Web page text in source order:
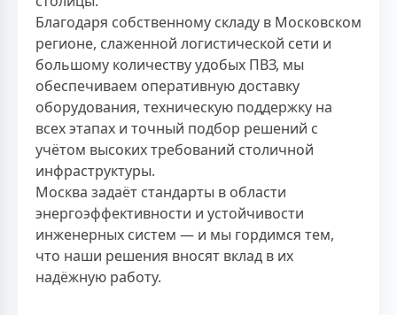
Благодаря собственному складу в Московском
регионе, слаженной логистической сети и
большому количеству удобых ПВЗ, мы
обеспечиваем оперативную доставку
оборудования, техническую поддержку на
всех этапах и точный подбор решений с
учётом высоких требований столичной
инфраструктуры.
Москва задаёт стандарты в области
энергоэффективности и устойчивости
инженерных систем — и мы гордимся тем,
что наши решения вносят вклад в их
надёжную работу.